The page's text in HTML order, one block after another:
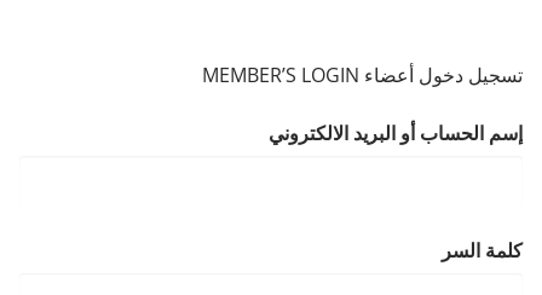
تسجيل دخول أعضاء MEMBER’S LOGIN
إسم الحساب أو البريد الالكتروني
كلمة السر